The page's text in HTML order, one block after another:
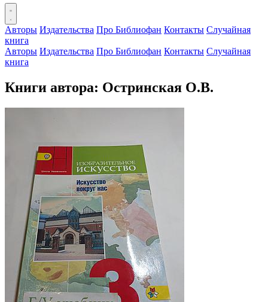
Авторы Издательства Про Библиофан Контакты Случайная
книга
Авторы Издательства Про Библиофан Контакты Случайная
книга
Книги автора: Остринская О.В.